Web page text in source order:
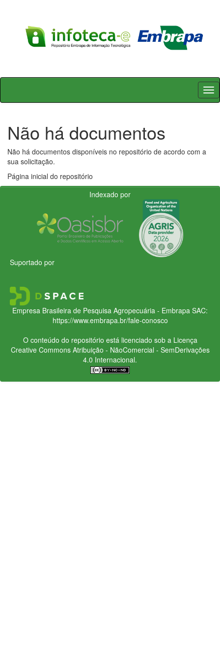
Skip
Não há documentos
Não há documentos disponíveis no repositório de acordo com a
sua solicitação.
Página inicial do repositório
Indexado por
Suportado por
Empresa Brasileira de Pesquisa Agropecuária - Embrapa SAC:
https://www.embrapa.br/fale-conosco
O conteúdo do repositório está licenciado sob a Licença
Creative CommonsAtribuição - NãoComercial - SemDerivações
4.0 Internacional.